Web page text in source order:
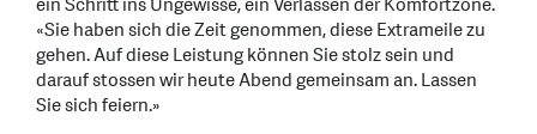
ein Schritt ins Ungewisse, ein Verlassen der Komfortzone.
«Sie haben sich die Zeit genommen, diese Extrameile zu
gehen. Auf diese Leistung können Sie stolz sein und
darauf stossen wir heute Abend gemeinsam an. Lassen
Sie sich feiern.»